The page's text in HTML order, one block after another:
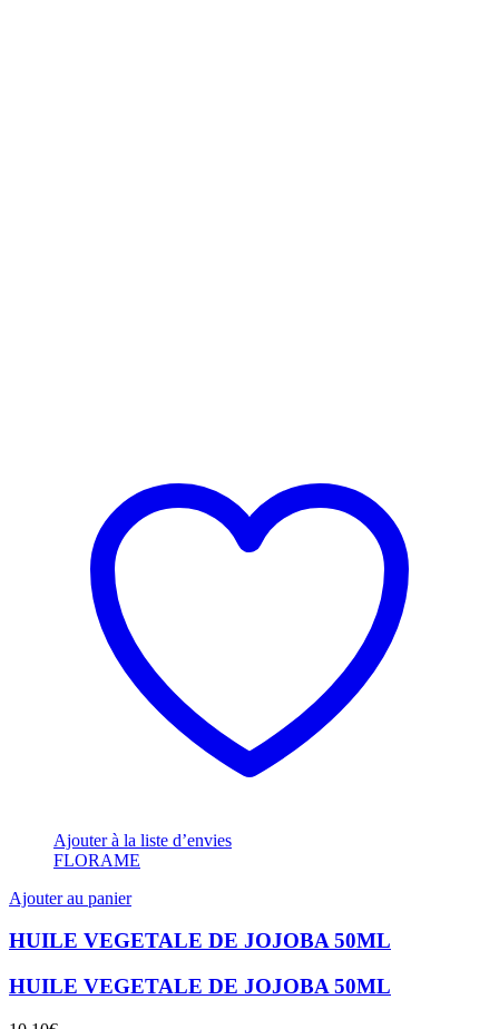
Ajouter à la liste d’envies
FLORAME
Ajouter au panier
HUILE VEGETALE DE JOJOBA 50ML
HUILE VEGETALE DE JOJOBA 50ML